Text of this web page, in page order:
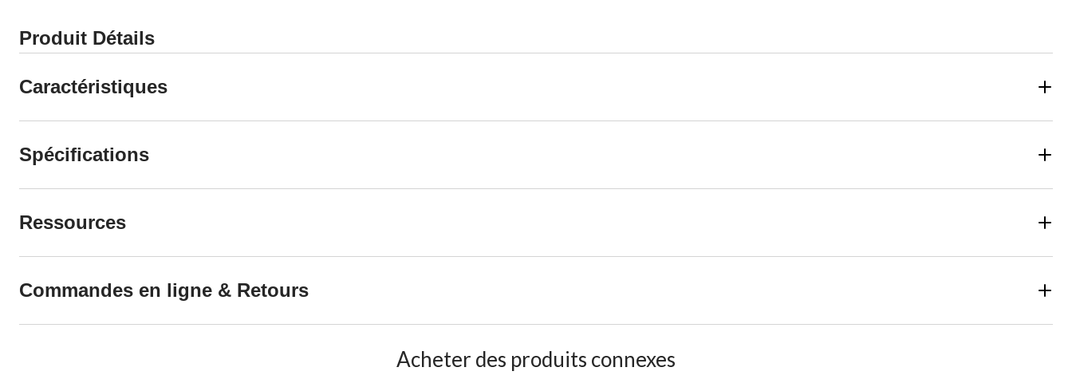
Produit Détails
Caractéristiques
Spécifications
Ressources
Commandes en ligne & Retours
Acheter des produits connexes